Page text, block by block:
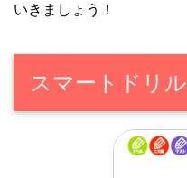
いきましょう！
スマートドリル